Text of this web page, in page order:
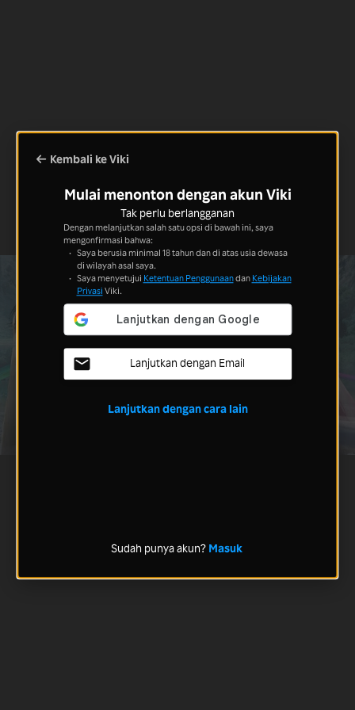
Kembali ke Viki
Mulai menonton dengan akun Viki
Tak perlu berlangganan
Dengan melanjutkan salah satu opsi di bawah ini, saya
mengonfirmasi bahwa:
Saya berusia minimal 18 tahun dan di atas usia dewasa
di wilayah asal saya.
Saya menyetujui Ketentuan Penggunaandan Kebijakan
Privasi Viki.
Lanjutkan dengan Email
Lanjutkan dengan cara lain
Sudah punya akun? Masuk